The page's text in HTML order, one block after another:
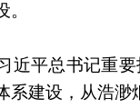
近平总书记重
系建设，从浩渺